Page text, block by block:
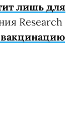
лишь для
Research
вакцинацию